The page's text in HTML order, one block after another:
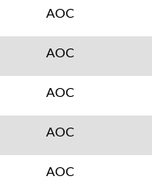
AOC
AOC
AOC
AOC
AOC